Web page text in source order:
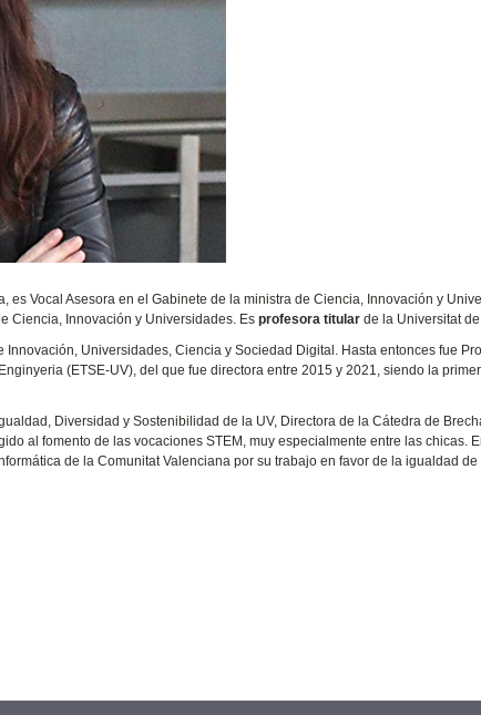
es Vocal Asesora en el Gabinete de la ministra de Ciencia, Innovación y
Ciencia, Innovación y Universidades. Esprofesora titularde la Universitat
Universidades, Ciencia y Sociedad Digital. Hasta entonces fue
(ETSE-UV), del que fue directora entre 2015 y 2021, siendo la
Diversidad y Sostenibilidad de la UV, Directora de la Cátedra de
al fomento de las vocaciones STEM, muy especialmente entre las chicas.
de la Comunitat Valenciana por su trabajo en favor de la igualdad de